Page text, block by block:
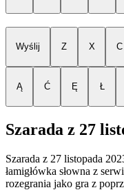
Wyślij Z X C
Ą Ć Ę Ł
Szarada z 27
Szarada z 27 listopada
łamigłówka słowna z
rozegrania jako gra z